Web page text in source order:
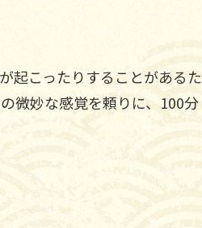
起こったりすることがあるた
微妙な感覚を頼りに、100分